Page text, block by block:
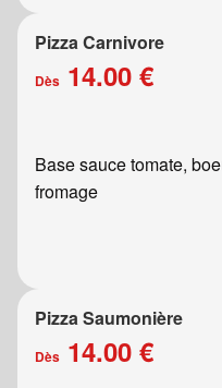
Pizza Carnivore
Dès 14.00 €
Base sauce tomate,
fromage
Pizza Saumonière
Dès 14.00 €